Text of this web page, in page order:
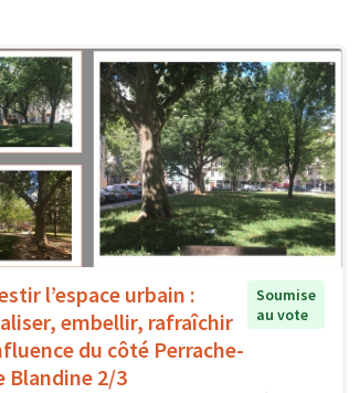
l’espace urbain :
embellir, rafraîchir
du côté Perrache-
Blandine 2/3
Soumise
au vote